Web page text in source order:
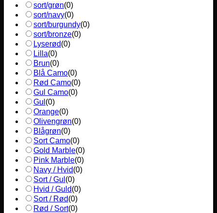
sort/grøn(0)
sort/navy(0)
sort/burgundy(0)
sort/bronze(0)
Lyserød(0)
Lilla(0)
Brun(0)
Blå Camo(0)
Rød Camo(0)
Gul Camo(0)
Gul (0)
Orange(0)
Olivengrøn(0)
Blågrøn(0)
Sort Camo(0)
Gold Marble(0)
Pink Marble(0)
Navy / Hvid(0)
Sort / Gul (0)
Hvid / Guld(0)
Sort / Rød(0)
Rød / Sort(0)